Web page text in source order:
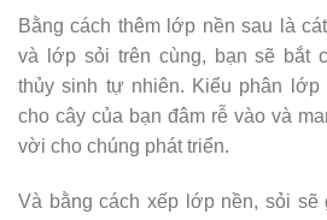
Bằng cách thêm lớp nền sau là
và lớp sỏi trên cùng, bạn sẽ bắt
thủy sinh tự nhiên. Kiểu phân lớp
cho cây của bạn đâm rễ vào và
vời cho chúng phát triển.
Và bằng cách xếp lớp nền, sỏi sẽ